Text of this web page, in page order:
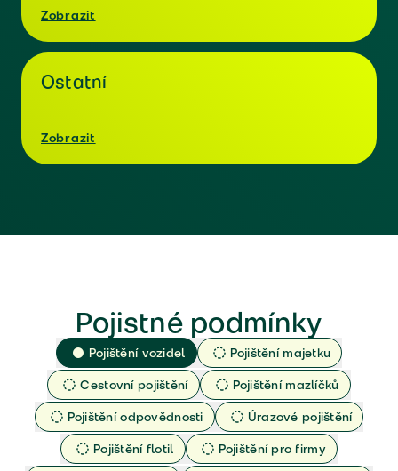
Zobrazit
Ostatní
Zobrazit
Pojistné podmínky
Pojištění vozidel
Pojištění majetku
Cestovní pojištění
Pojištění mazlíčků
Pojištění odpovědnosti
Úrazové pojištění
Pojištění flotil
Pojištění pro firmy